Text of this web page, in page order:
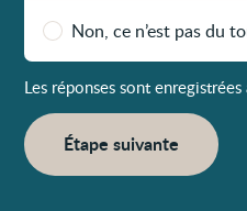
Non, ce n’est pas du
Les réponses sont
Étape suivante